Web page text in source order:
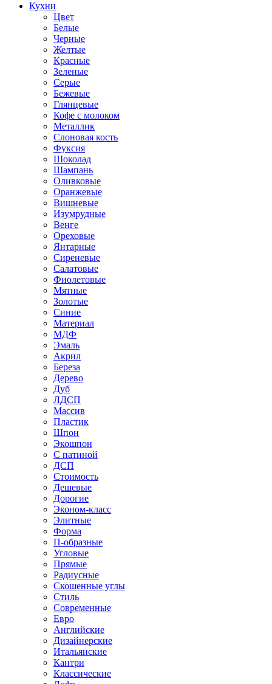
Кухни
Цвет
Белые
Черные
Желтые
Красные
Зеленые
Серые
Бежевые
Глянцевые
Кофе с молоком
Металлик
Слоновая кость
Фуксия
Шоколад
Шампань
Оливковые
Оранжевые
Вишневые
Изумрудные
Венге
Ореховые
Янтарные
Сиреневые
Салатовые
Фиолетовые
Мятные
Золотые
Синие
Материал
МДФ
Эмаль
Акрил
Береза
Дерево
Дуб
ЛДСП
Массив
Пластик
Шпон
Экошпон
С патиной
ДСП
Стоимость
Дешевые
Дорогие
Эконом-класс
Элитные
Форма
П-образные
Угловые
Прямые
Радиусные
Скошенные углы
Стиль
Современные
Евро
Английские
Дизайнерские
Итальянские
Кантри
Классические